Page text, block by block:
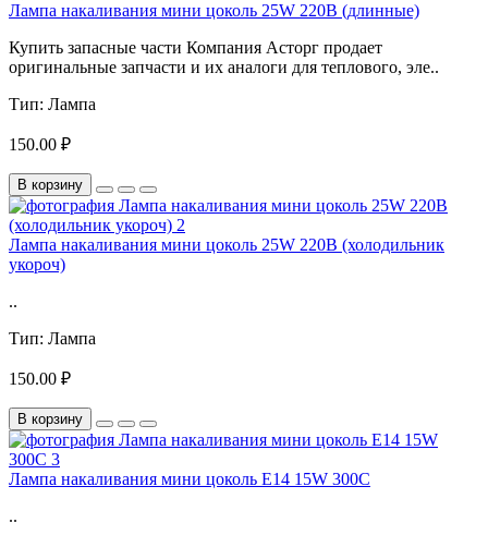
Лампа накаливания мини цоколь 25W 220В (длинные)
Купить запасные части Компания Асторг продает
оригинальные запчасти и их аналоги для теплового, эле..
Тип: Лампа
150.00 ₽
В корзину
Лампа накаливания мини цоколь 25W 220В (холодильник
укороч)
..
Тип: Лампа
150.00 ₽
В корзину
Лампа накаливания мини цоколь Е14 15W 300С
..